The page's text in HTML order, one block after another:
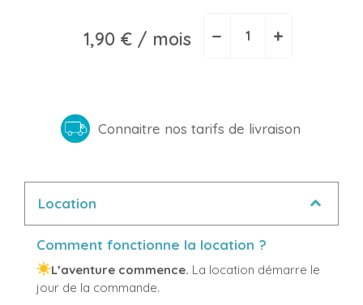
1,90 €/ mois − +
Connaitre nos tarifs de livraison
Location
Comment fonctionne la location ?
L’aventure commence. La location démarre le
jour de la commande.